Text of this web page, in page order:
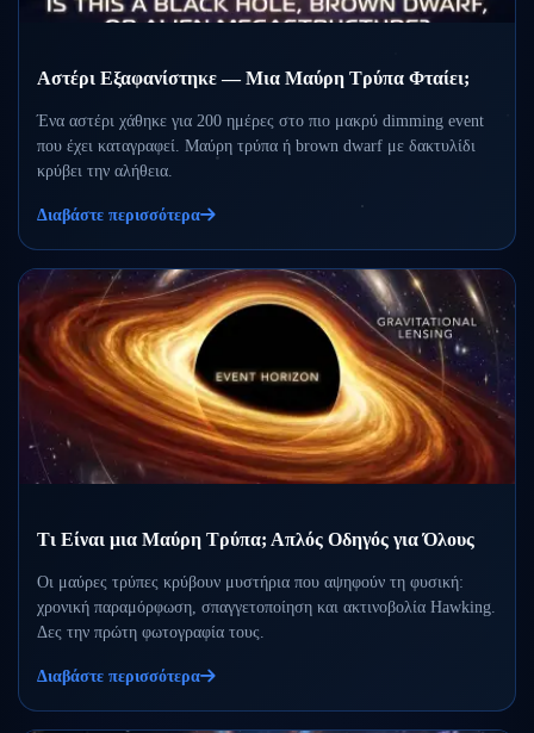
Αστέρι Εξαφανίστηκε — Μια Μαύρη Τρύπα Φταίει;
Ένα αστέρι χάθηκε για 200 ημέρες στο πιο μακρύ dimming event
που έχει καταγραφεί. Μαύρη τρύπα ή brown dwarf με δακτυλίδι
κρύβει την αλήθεια.
Διαβάστε περισσότερα
Τι Είναι μια Μαύρη Τρύπα; Απλός Οδηγός για Όλους
Οι μαύρες τρύπες κρύβουν μυστήρια που αψηφούν τη φυσική:
χρονική παραμόρφωση, σπαγγετοποίηση και ακτινοβολία Hawking.
Δες την πρώτη φωτογραφία τους.
Διαβάστε περισσότερα